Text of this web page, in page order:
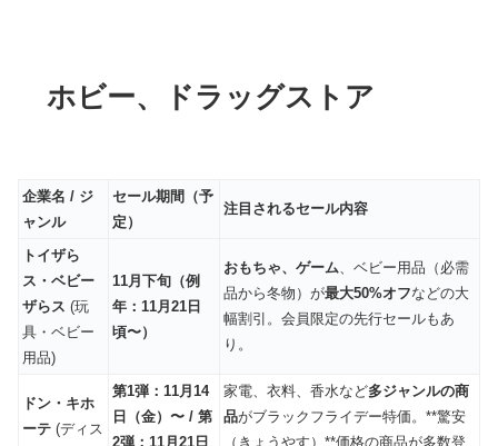
ホビー、ドラッグストア
企業名 / ジ
ャンル
セール期間（予
定）
注目されるセール内容
トイザら
ス・ベビー
ザらス (玩
具・ベビー
用品)
11月下旬（例
年：11月21日
頃〜）
おもちゃ、ゲーム 、ベビー用品（必需
品から冬物）が最大50%オフなどの大
幅割引。会員限定の先行セールもあ
り。
ドン・キホ
ーテ (ディス
第1弾：11月14
日（金）〜 / 第
2弾：11月21日
家電、衣料、香水など多ジャンルの商
品がブラックフライデー特価。**驚安
（きょうやす）**価格の商品が多数登